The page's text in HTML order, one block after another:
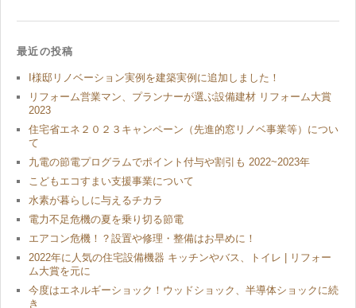
最近の投稿
I様邸リノベーション実例を建築実例に追加しました！
リフォーム営業マン、プランナーが選ぶ設備建材 リフォーム大賞
2023
住宅省エネ２０２３キャンペーン（先進的窓リノベ事業等）につい
て
九電の節電プログラムでポイント付与や割引も 2022~2023年
こどもエコすまい支援事業について
水素が暮らしに与えるチカラ
電力不足危機の夏を乗り切る節電
エアコン危機！？設置や修理・整備はお早めに！
2022年に人気の住宅設備機器 キッチンやバス、トイレ | リフォー
ム大賞を元に
今度はエネルギーショック！ウッドショック、半導体ショックに続
き